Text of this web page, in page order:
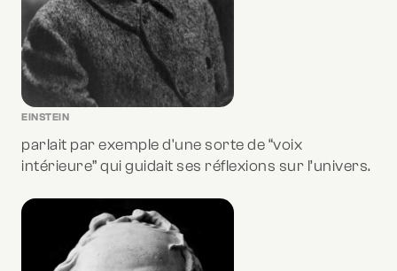
EINSTEIN
parlait par exemple d'une sorte de “voix
intérieure” qui guidait ses réflexions sur l’univers.